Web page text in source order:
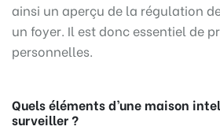
ainsi un aperçu de la régulation
un foyer. Il est donc essentiel de
personnelles.
Quels éléments d’une maison
surveiller ?